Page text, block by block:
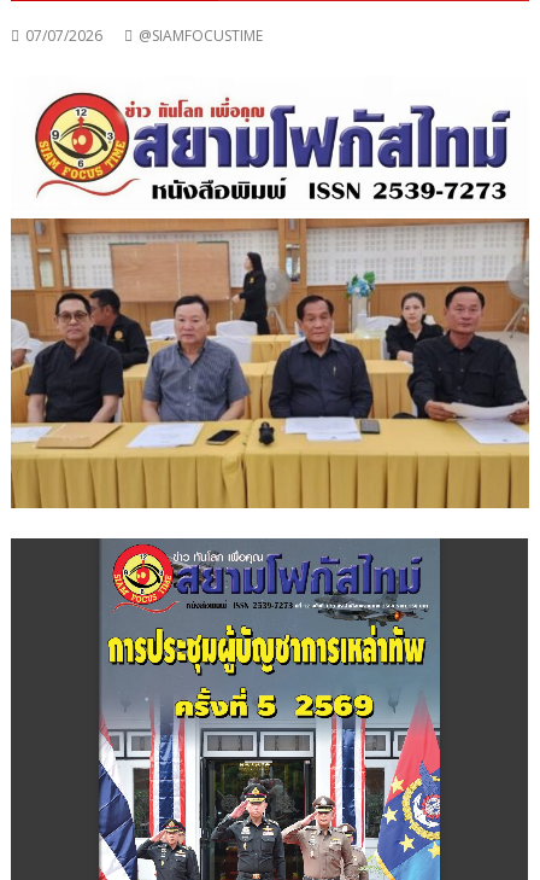
07/07/2026 @SIAMFOCUSTIME